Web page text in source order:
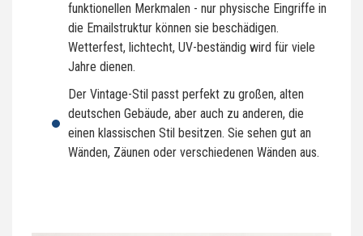
funktionellen Merkmalen - nur physische Eingriffe in
die Emailstruktur können sie beschädigen.
Wetterfest, lichtecht, UV-beständig wird für viele
Jahre dienen.
Der Vintage-Stil passt perfekt zu großen, alten
deutschen Gebäude, aber auch zu anderen, die
einen klassischen Stil besitzen. Sie sehen gut an
Wänden, Zäunen oder verschiedenen Wänden aus.